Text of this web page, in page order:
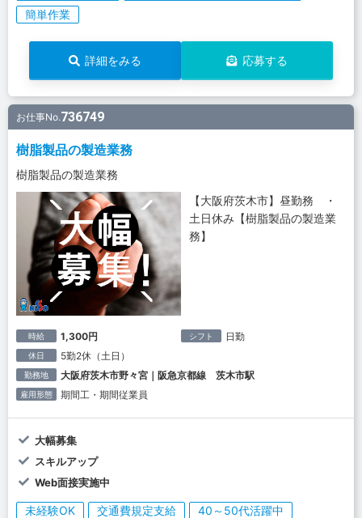
簡単作業
詳細をみる 応募する
お仕事No.736749
樹脂製品の製造業務
樹脂製品の製造業務
【大阪府茨木市】昼勤務 ・
土日休み【樹脂製品の製造業
務】
時給 1,300円 シフト 日勤
休日 5勤2休（土日）
勤務地 大阪府茨木市野々宮｜阪急京都線 茨木市駅
雇用形態 期間工・期間従業員
大幅募集
スキルアップ
Web面接実施中
未経験OK 交通費規定支給
40～50代活躍中